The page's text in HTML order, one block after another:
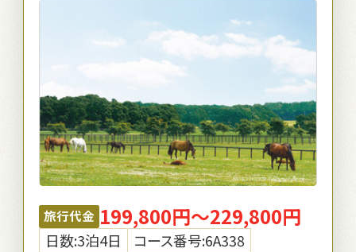
旅行代金 199,800円～229,800円
日数:3泊4日 コース番号:6A338